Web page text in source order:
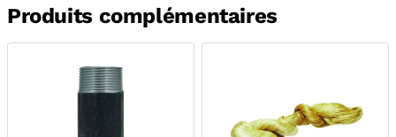
Produits complémentaires